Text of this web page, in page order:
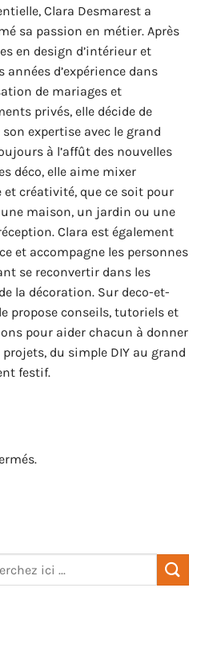
Clara Desmarest a
sa passion en métier. Après
en design d’intérieur et
années d’expérience dans
de mariages et
privés, elle décide de
expertise avec le grand
à l’affût des nouvelles
déco, elle aime mixer
et créativité, que ce soit pour
maison, un jardin ou une
Clara est également
et accompagne les personnes
se reconvertir dans les
la décoration. Sur deco-et-
propose conseils, tutoriels et
pour aider chacun à donner
projets, du simple DIY au grand
festif.